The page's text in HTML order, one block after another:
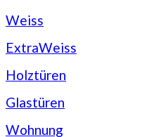
Weiss
ExtraWeiss
Holztüren
Glastüren
Wohnung